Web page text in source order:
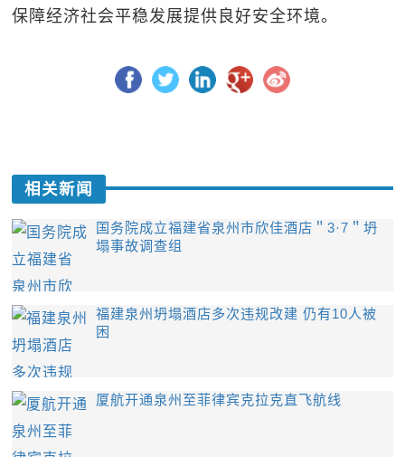
保障经济社会平稳发展提供良好安全环境。
相关新闻
国务院成立福建省泉州市欣佳酒店＂3·7＂坍
塌事故调查组
福建泉州坍塌酒店多次违规改建 仍有10人被
困
厦航开通泉州至菲律宾克拉克直飞航线